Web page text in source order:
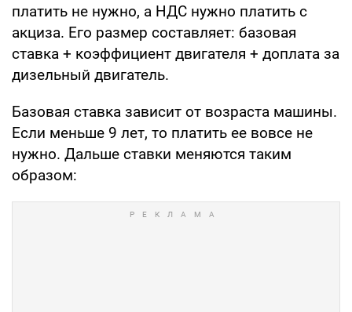
платить не нужно, а НДС нужно платить с
акциза. Его размер составляет: базовая
ставка + коэффициент двигателя + доплата за
дизельный двигатель.
Базовая ставка зависит от возраста машины.
Если меньше 9 лет, то платить ее вовсе не
нужно. Дальше ставки меняются таким
образом: